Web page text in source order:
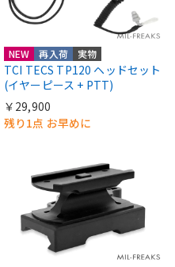
NEW 再入荷 実物
TCI TECS TP120 ヘッドセット
(イヤーピース + PTT)
￥29,900
残り1点 お早めに